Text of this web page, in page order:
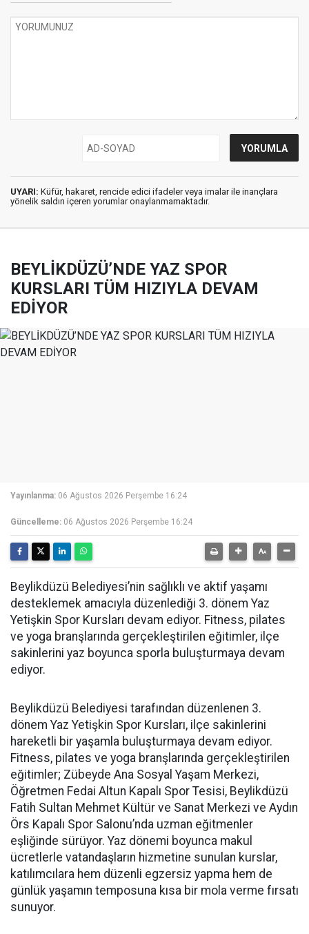
UYARI: Küfür, hakaret, rencide edici ifadeler veya imalar ile inançlara
yönelik saldırı içeren yorumlar onaylanmamaktadır.
BEYLİKDÜZÜ’NDE YAZ SPOR
KURSLARI TÜM HIZIYLA DEVAM
EDİYOR
Yayınlanma: 06 Ağustos 2026 Perşembe 16:24
Güncelleme: 06 Ağustos 2026 Perşembe 16:24
Beylikdüzü Belediyesi’nin sağlıklı ve aktif yaşamı
desteklemek amacıyla düzenlediği 3. dönem Yaz
Yetişkin Spor Kursları devam ediyor. Fitness, pilates
ve yoga branşlarında gerçekleştirilen eğitimler, ilçe
sakinlerini yaz boyunca sporla buluşturmaya devam
ediyor.
Beylikdüzü Belediyesi tarafından düzenlenen 3.
dönem Yaz Yetişkin Spor Kursları, ilçe sakinlerini
hareketli bir yaşamla buluşturmaya devam ediyor.
Fitness, pilates ve yoga branşlarında gerçekleştirilen
eğitimler; Zübeyde Ana Sosyal Yaşam Merkezi,
Öğretmen Fedai Altun Kapalı Spor Tesisi, Beylikdüzü
Fatih Sultan Mehmet Kültür ve Sanat Merkezi ve Aydın
Örs Kapalı Spor Salonu’nda uzman eğitmenler
eşliğinde sürüyor. Yaz dönemi boyunca makul
ücretlerle vatandaşların hizmetine sunulan kurslar,
katılımcılara hem düzenli egzersiz yapma hem de
günlük yaşamın temposuna kısa bir mola verme fırsatı
sunuyor.